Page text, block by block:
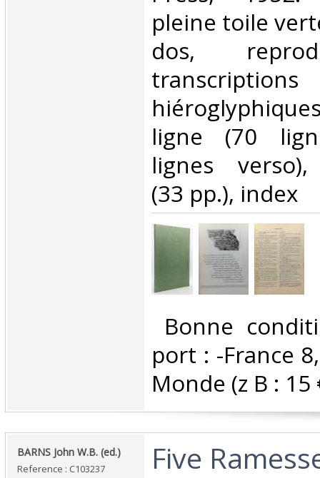
pleine toile
dos,
transcriptions
ligne (70
lignes
(33 pp.), index ‎
Bonne
port : -France
Monde (z B : 15
‎BARNS John W.B. (ed.)‎
Reference : C103237
‎Five